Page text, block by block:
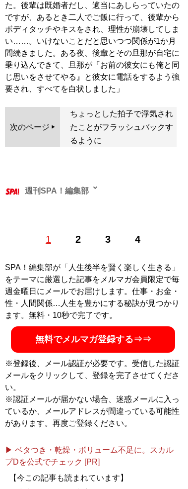
た。後輩は既婚者だし、適当にあしらっていたの
ですが、あるとき二人でご飯に行って、後輩から
ボディタッチやキスをされ、理性が崩壊してしま
い……。いけないことだと思いつつ関係が1か月
間続きました。ある夜、後輩とその旦那が自宅に
乗り込んできて、旦那が『お前の彼女にも俺と同
じ思いをさせてやる』と彼女に電話をするよう強
要され、すべてを白状しました」
次のページ
ちょっとした拍子で浮気され
たことがフラッシュバックす
るように
1 2 3 4
週刊SPA！編集部
SPA！編集部が「人生後半を賢く楽しく生きる」
をテーマに厳選した記事をメルマガ会員限定で毎
週金曜日にメールでお届けします。仕事・お金・
性・人間関係…人生を豊かにする秘訣が見つかり
ます。無料・10秒で完了です。
無料でメルマガ登録する⇒⇒
※登録後、メール認証が必要です。受信した認証
メールをクリックして、登録を完了させてくださ
い。
※認証メールが届かない場合、迷惑メールに入っ
ているか、メールアドレスが間違っている可能性
があります。再度ご登録ください。
▶ ベタつき・乾燥・ボリューム不足に。スカル
プDを公式でチェック [PR]
【今この記事も読まれています】